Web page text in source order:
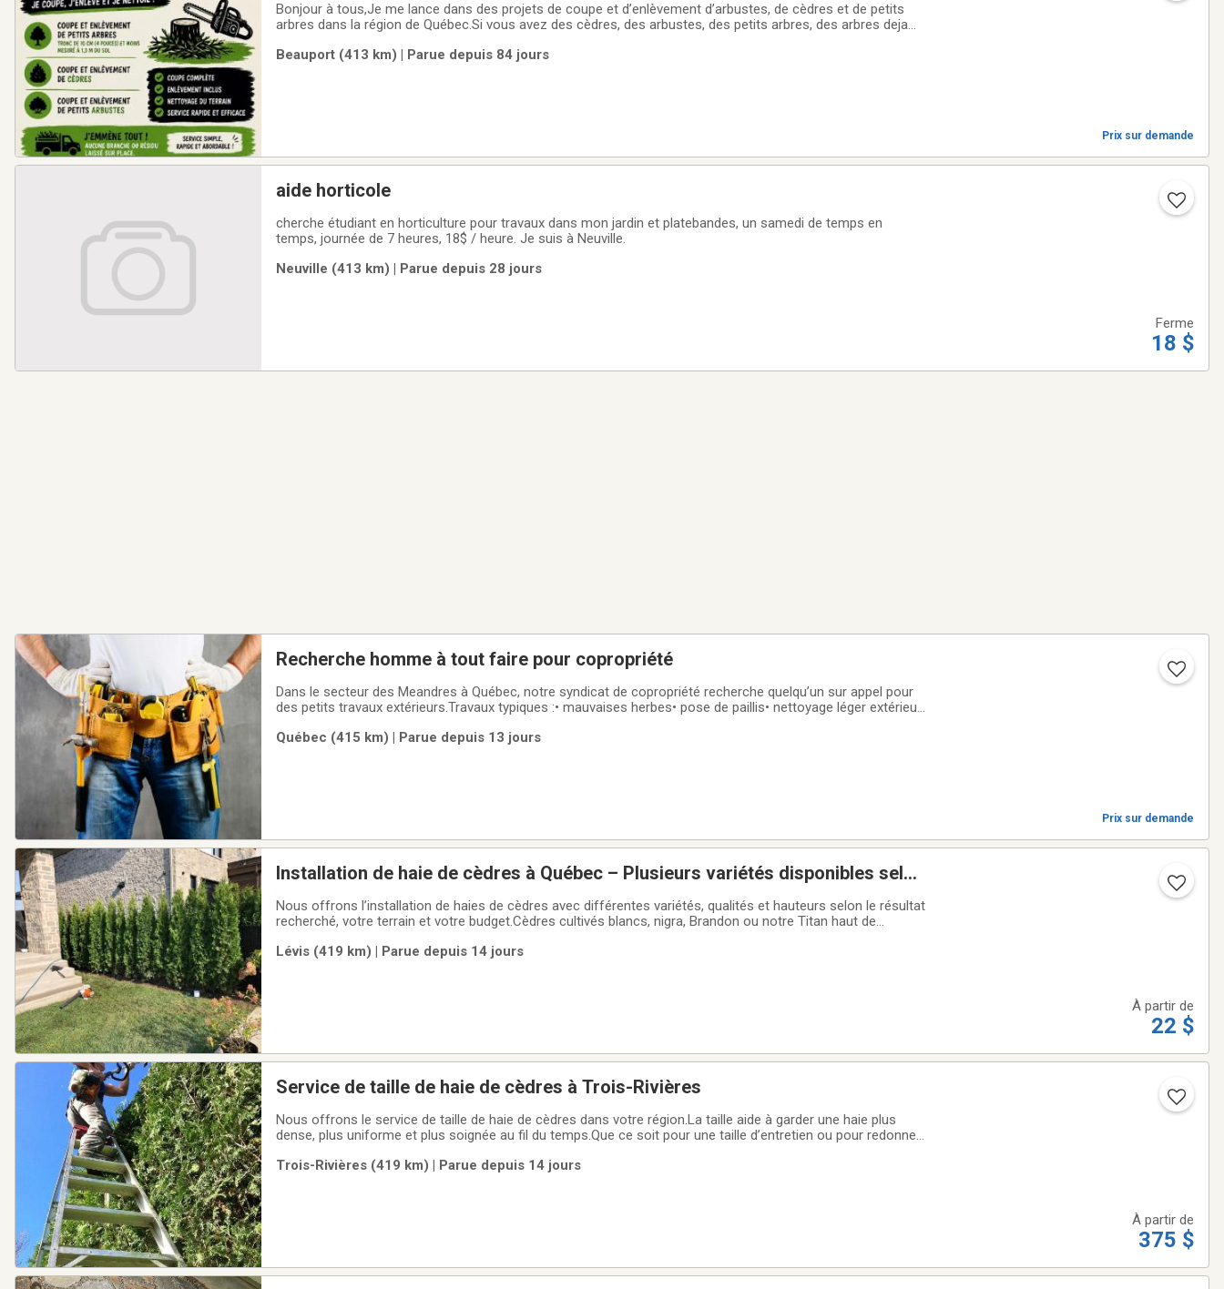
Bonjour à tous,Je me lance dans des projets de coupe et d’enlèvement d’arbustes, de cèdres et de petits
arbres dans la région de Québec.Si vous avez des cèdres, des arbustes, des petits arbres, des arbres deja
Beauport (413 km) | Parue depuis 84 jours
Prix sur demande
aide horticole
cherche étudiant en horticulture pour travaux dans mon jardin et platebandes, un samedi de temps en
temps, journée de 7 heures, 18$ / heure. Je suis à Neuville.
Neuville (413 km) | Parue depuis 28 jours
Ferme
18 $
Recherche homme à tout faire pour copropriété
Dans le secteur des Meandres à Québec, notre syndicat de copropriété recherche quelqu’un sur appel pour
des petits travaux extérieurs.Travaux typiques :• mauvaises herbes• pose de paillis• nettoyage léger extérieur•
revenu
Québec (415 km) | Parue depuis 13 jours
Prix sur demande
Installation de haie de cèdres à Québec – Plusieurs variétés disponibles selon
Nous offrons l’installation de haies de cèdres avec différentes variétés, qualités et hauteurs selon le résultat
recherché, votre terrain et votre budget.Cèdres cultivés blancs, nigra, Brandon ou notre Titan haut de
projet.Demandez votre estimation
Lévis (419 km) | Parue depuis 14 jours
À partir de
22 $
Service de taille de haie de cèdres à Trois-Rivières
Nous offrons le service de taille de haie de cèdres dans votre région.La taille aide à garder une haie plus
dense, plus uniforme et plus soignée au fil du temps.Que ce soit pour une taille d’entretien ou pour redonner
estimation en ligne.Service offert à
Trois-Rivières (419 km) | Parue depuis 14 jours
À partir de
375 $